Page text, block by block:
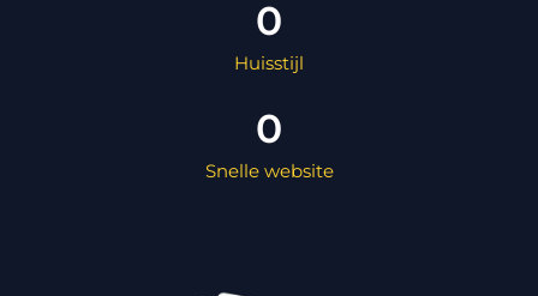
Huisstijl
0
Snelle website
0